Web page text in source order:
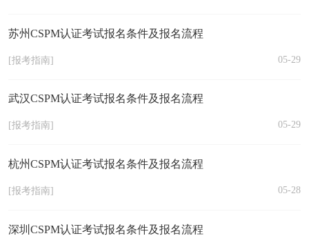
苏州CSPM认证考试报名条件及报名流程
[报考指南] 05-29
武汉CSPM认证考试报名条件及报名流程
[报考指南] 05-29
杭州CSPM认证考试报名条件及报名流程
[报考指南] 05-28
深圳CSPM认证考试报名条件及报名流程